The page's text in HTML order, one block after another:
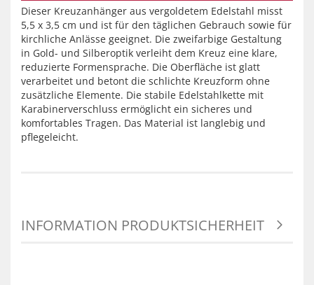
Dieser Kreuzanhänger aus vergoldetem Edelstahl misst
5,5 x 3,5 cm und ist für den täglichen Gebrauch sowie für
kirchliche Anlässe geeignet. Die zweifarbige Gestaltung
in Gold- und Silberoptik verleiht dem Kreuz eine klare,
reduzierte Formensprache. Die Oberfläche ist glatt
verarbeitet und betont die schlichte Kreuzform ohne
zusätzliche Elemente. Die stabile Edelstahlkette mit
Karabinerverschluss ermöglicht ein sicheres und
komfortables Tragen. Das Material ist langlebig und
pflegeleicht.
INFORMATION PRODUKTSICHERHEIT